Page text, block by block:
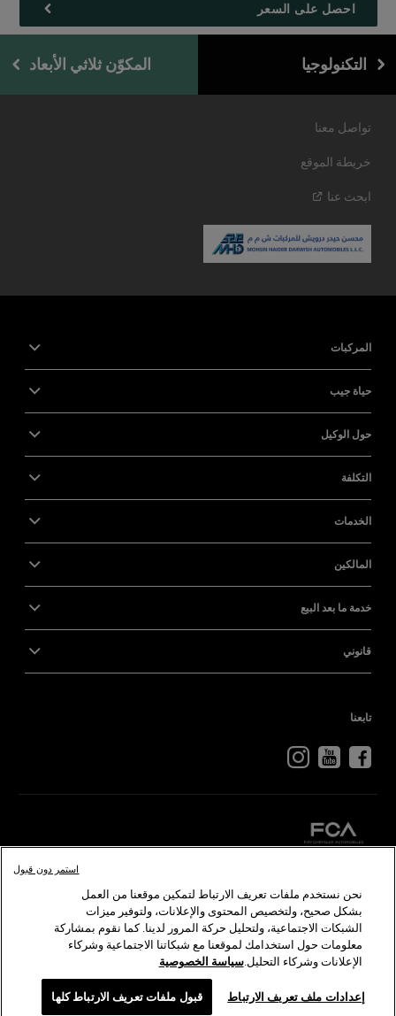
احصل على السعر
التكنولوجيا المكوّن ثلاثي الأبعاد
تواصل معنا
خريطة الموقع
ابحث عنا
المركبات
حياة جيب
حول الوكيل
التكلفة
الخدمات
المالكين
خدمة ما بعد البيع
قانوني
تابعنا
أبارث روميو
©2026 FCA US LLC. جميع الحقوق محفوظة. كرايسلر، دودج، جيب، رام، موبار، إس آر تي هي
ألفا روميو وفيات هي علامات تجارية مسجلة لدى شركة FCA Group Marketing S.p.A ويلزم
الصور الواردة هي لأغراض التوضيح فقط وقد تختلف ، اتصل بالموزع المحلي لمزيد من المعلومات.
نحن نستخدم ملفات تعريف الارتباط لتمكين موقعنا من العمل
بشكل صحيح، ولتخصيص المحتوى والإعلانات، ولتوفير ميزات
الشبكات الاجتماعية، ولتحليل حركة المرور لدينا. كما نقوم بمشاركة
معلومات حول استخدامك لموقعنا مع شبكاتنا الاجتماعية وشركاء
الإعلانات وشركاء التحليل.سياسة الخصوصية
إعدادات ملف تعريف الارتباط قبول ملفات تعريف الارتباط كلها
استمر دون قبول
Chat